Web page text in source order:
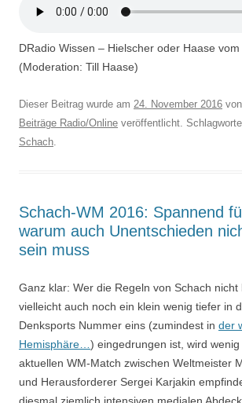
DRadio Wissen – Hielscher oder Haase
(Moderation: Till Haase)
Dieser Beitrag wurde am 24. November 2016 von
Beiträge Radio/Online veröffentlicht.
Schach
Schach-WM 2016: Spannend
warum auch Unentschieden
sein muss
Ganz klar: Wer die Regeln von Schach nicht
vielleicht auch noch ein klein wenig tiefer in
Denksports Nummer eins (zumindest in der
Hemisphäre…) eingedrungen ist, wird
aktuellen WM-Match zwischen Weltmeister
und Herausforderer Sergei Karjakin